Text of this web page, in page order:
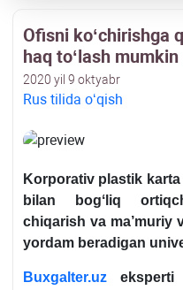
Ofisni koʻchirishga
haq toʻlash mumkin
2020 yil 9 oktyabr
Rus tilida oʻqish
Korporativ plastik
bilan bogʻliq
chiqarish va ma’muriy
yordam beradigan
Buxgalter.uz eksperti